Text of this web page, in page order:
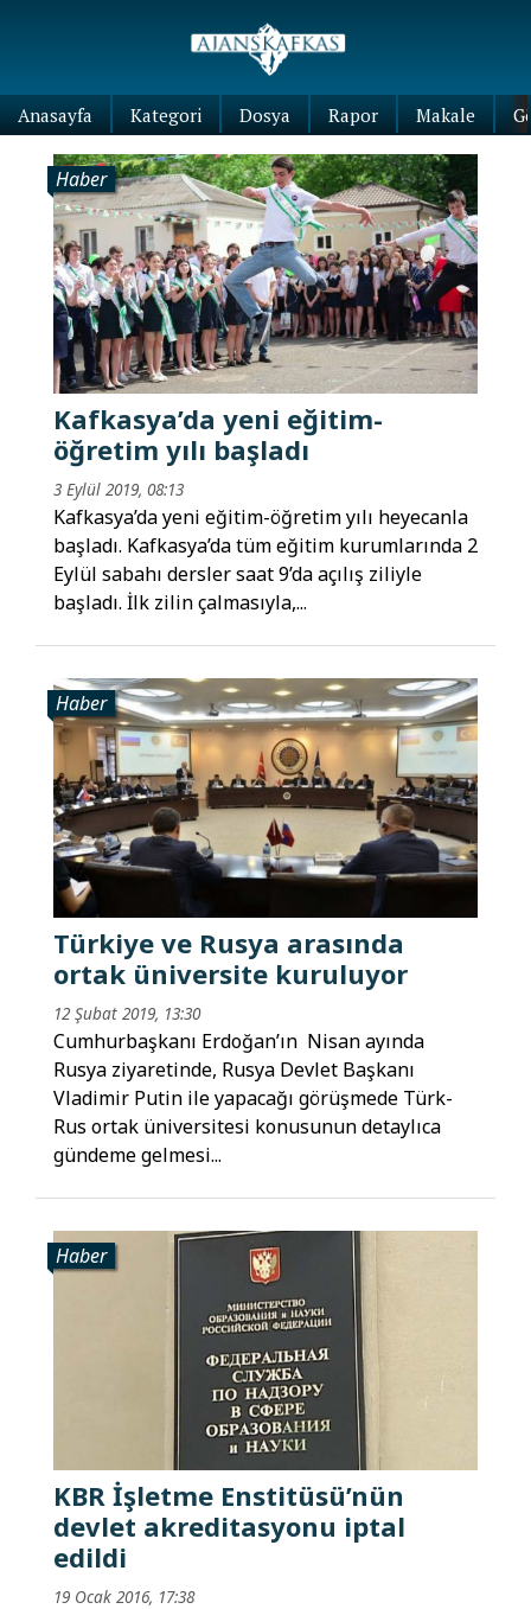
Anasayfa Kategori Dosya Rapor Makale
Haber
Kafkasya’da yeni eğitim-
öğretim yılı başladı
3 Eylül 2019, 08:13
Kafkasya’da yeni eğitim-öğretim yılı heyecanla
başladı. Kafkasya’da tüm eğitim kurumlarında 2
Eylül sabahı dersler saat 9’da açılış ziliyle
başladı. İlk zilin çalmasıyla,...
Haber
Türkiye ve Rusya arasında
ortak üniversite kuruluyor
12 Şubat 2019, 13:30
Cumhurbaşkanı Erdoğan’ın Nisan ayında
Rusya ziyaretinde, Rusya Devlet Başkanı
Vladimir Putin ile yapacağı görüşmede Türk-
Rus ortak üniversitesi konusunun detaylıca
gündeme gelmesi...
Haber
KBR İşletme Enstitüsü’nün
devlet akreditasyonu iptal
edildi
19 Ocak 2016, 17:38